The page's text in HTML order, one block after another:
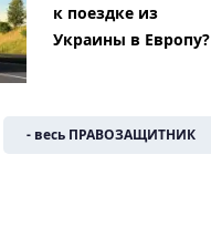
к поездке из
Украины в Европу?
- весь ПРАВОЗАЩИТНИК